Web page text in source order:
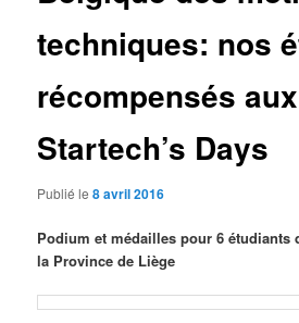
techniques: nos
récompensés aux
Startech’s Days
Publié le8 avril 2016
Podium et médailles pour 6 étudiants
la Province de Liège